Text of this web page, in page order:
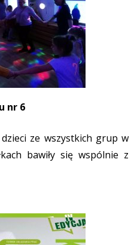
nr 6
ze wszystkich grup w
bawiły się wspólnie z